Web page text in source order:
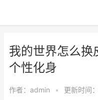
我的世界怎么换
个性化身
作者： admin • 更新时间